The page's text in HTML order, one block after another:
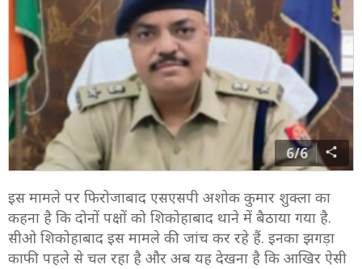
6/6
इस मामले पर फिरोजाबाद एसएसपी अशोक कुमार शुक्ला का
कहना है कि दोनों पक्षों को शिकोहाबाद थाने में बैठाया गया है.
सीओ शिकोहाबाद इस मामले की जांच कर रहे हैं. इनका झगड़ा
काफी पहले से चल रहा है और अब यह देखना है कि आखिर ऐसी